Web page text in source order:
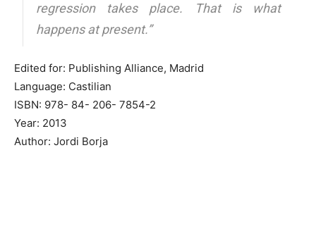
regression takes place. That is what
happens at present.”
Edited for: Publishing Alliance, Madrid
Language: Castilian
ISBN: 978- 84- 206- 7854-2
Year: 2013
Author: Jordi Borja